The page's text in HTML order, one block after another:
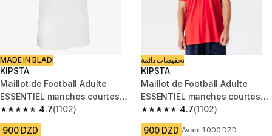
MADE IN BLADI
KIPSTA
Maillot de Football Adulte
ESSENTIEL manches courtes
blanc
4.7
4.7 out of 5 stars from 1102 reviews
(1102)
900 DZD
تخفيضات دائمة
KIPSTA
Maillot de Football Adulte
ESSENTIEL manches courtes
Rouge
4.7
4.7 out of 5 stars from 1102
(1102)
900 DZD Avant 1 000 DZD